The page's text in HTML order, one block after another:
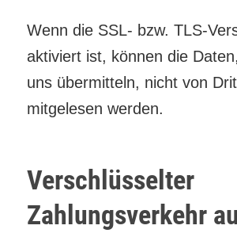
Wenn die SSL- bzw. TLS-
aktiviert ist, können die
uns übermitteln, nicht von
mitgelesen werden.
Verschlüsselter
Zahlungsverkehr